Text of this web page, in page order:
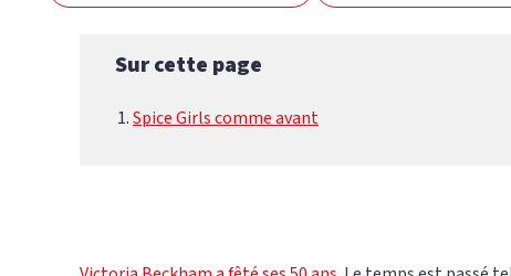
Sur cette page
Spice Girls comme avant